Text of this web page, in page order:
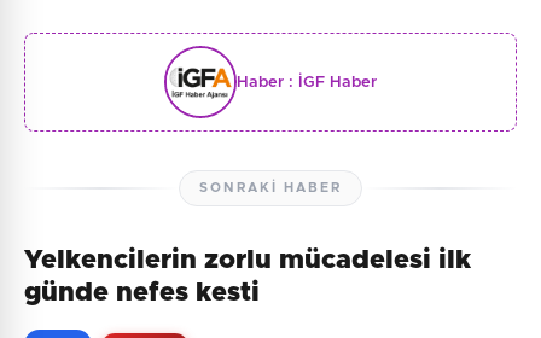
Haber : İGF Haber
SONRAKI HABER
Yelkencilerin zorlu mücadelesi ilk
günde nefes kesti